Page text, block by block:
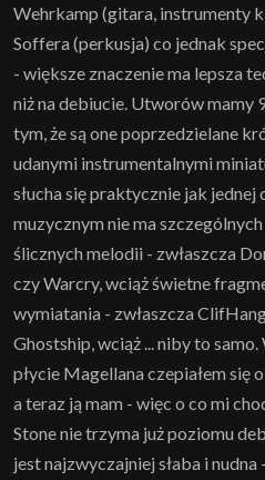
Wehrkamp (gitara, instrumenty
Soffera (perkusja) co jednak
- większe znaczenie ma lepsza
niż na debiucie. Utworów mamy
tym, że są one poprzedzielane
udanymi instrumentalnymi
słucha się praktycznie jak jednej
muzycznym nie ma
ślicznych melodii - zwłaszcza
czy Warcry, wciąż świetne
wymiatania - zwłaszcza
Ghostship, wciąż ... niby to
płycie Magellana czepiałem się
a teraz ją mam - więc o co mi
Stone nie trzyma już poziomu
jest najzwyczajniej słaba i nudna